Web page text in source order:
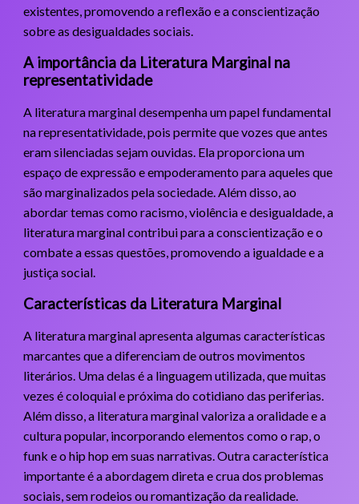
existentes, promovendo a reflexão e a conscientização
sobre as desigualdades sociais.
A importância da Literatura Marginal na
representatividade
A literatura marginal desempenha um papel fundamental
na representatividade, pois permite que vozes que antes
eram silenciadas sejam ouvidas. Ela proporciona um
espaço de expressão e empoderamento para aqueles que
são marginalizados pela sociedade. Além disso, ao
abordar temas como racismo, violência e desigualdade, a
literatura marginal contribui para a conscientização e o
combate a essas questões, promovendo a igualdade e a
justiça social.
Características da Literatura Marginal
A literatura marginal apresenta algumas características
marcantes que a diferenciam de outros movimentos
literários. Uma delas é a linguagem utilizada, que muitas
vezes é coloquial e próxima do cotidiano das periferias.
Além disso, a literatura marginal valoriza a oralidade e a
cultura popular, incorporando elementos como o rap, o
funk e o hip hop em suas narrativas. Outra característica
importante é a abordagem direta e crua dos problemas
sociais, sem rodeios ou romantização da realidade.